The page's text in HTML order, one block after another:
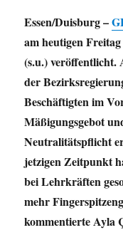
Essen/Duisburg –
am heutigen
(s.u.) veröffentlicht.
der
Beschäftigten im
Mäßigungsgebot
Neutralitätspflicht
jetzigen Zeitpunkt
bei Lehrkräften
mehr
kommentierte Ayla